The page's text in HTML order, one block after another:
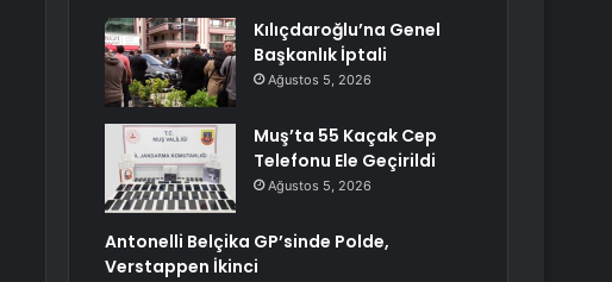
Kılıçdaroğlu’na Genel
Başkanlık İptali
Ağustos 5, 2026
Muş’ta 55 Kaçak Cep
Telefonu Ele Geçirildi
Ağustos 5, 2026
Antonelli Belçika GP’sinde Polde,
Verstappen İkinci